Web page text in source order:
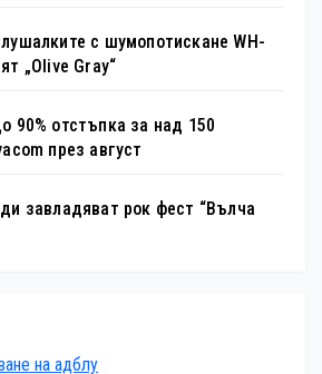
с шумопотискане WH-
„Olive Gray“
90% отстъпка за над 150
през август
завладяват рок фест “Вълча
на адблу